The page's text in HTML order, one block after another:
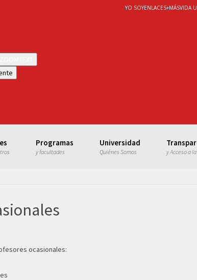
YO SOYENLACES+MÁSVIDA
Programas
y facultades
Universidad
Quiénes Somos y Acceso a
ocasionales: